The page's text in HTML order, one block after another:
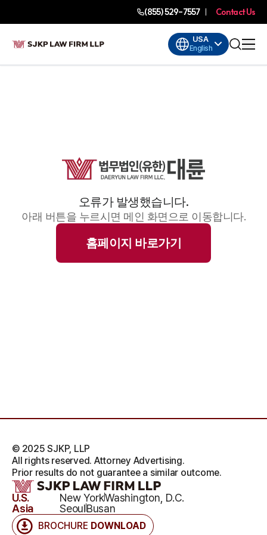
(855) 529-7557 Contact Us
USA
English
오류가 발생했습니다.
아래 버튼을 누르시면 메인 화면으로 이동합니다.
홈페이지 바로가기
BROCHURE DOWNLOAD
U.S. New YorkWashington, D.C.
Asia
SeoulBusan
© 2025 SJKP, LLP
All rights reserved. Attorney Advertising.
Prior results do not guarantee a similar outcome.